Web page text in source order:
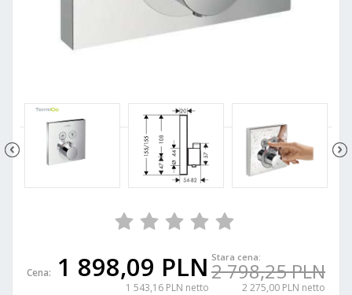
Cena: 1 898,09 PLN
1 543,16 PLN netto
Stara cena:
2 798,25 PLN
2 275,00 PLN netto